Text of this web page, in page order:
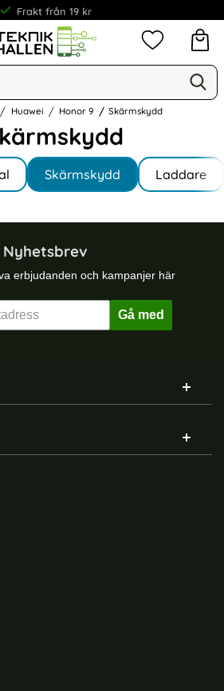
Frakt från 19 kr
Mina
Huawei Honor 9 Skärmskydd
Skärmskydd Laddare
Nyhetsbrev
erbjudanden och kampanjer här
Gå med
och länkar